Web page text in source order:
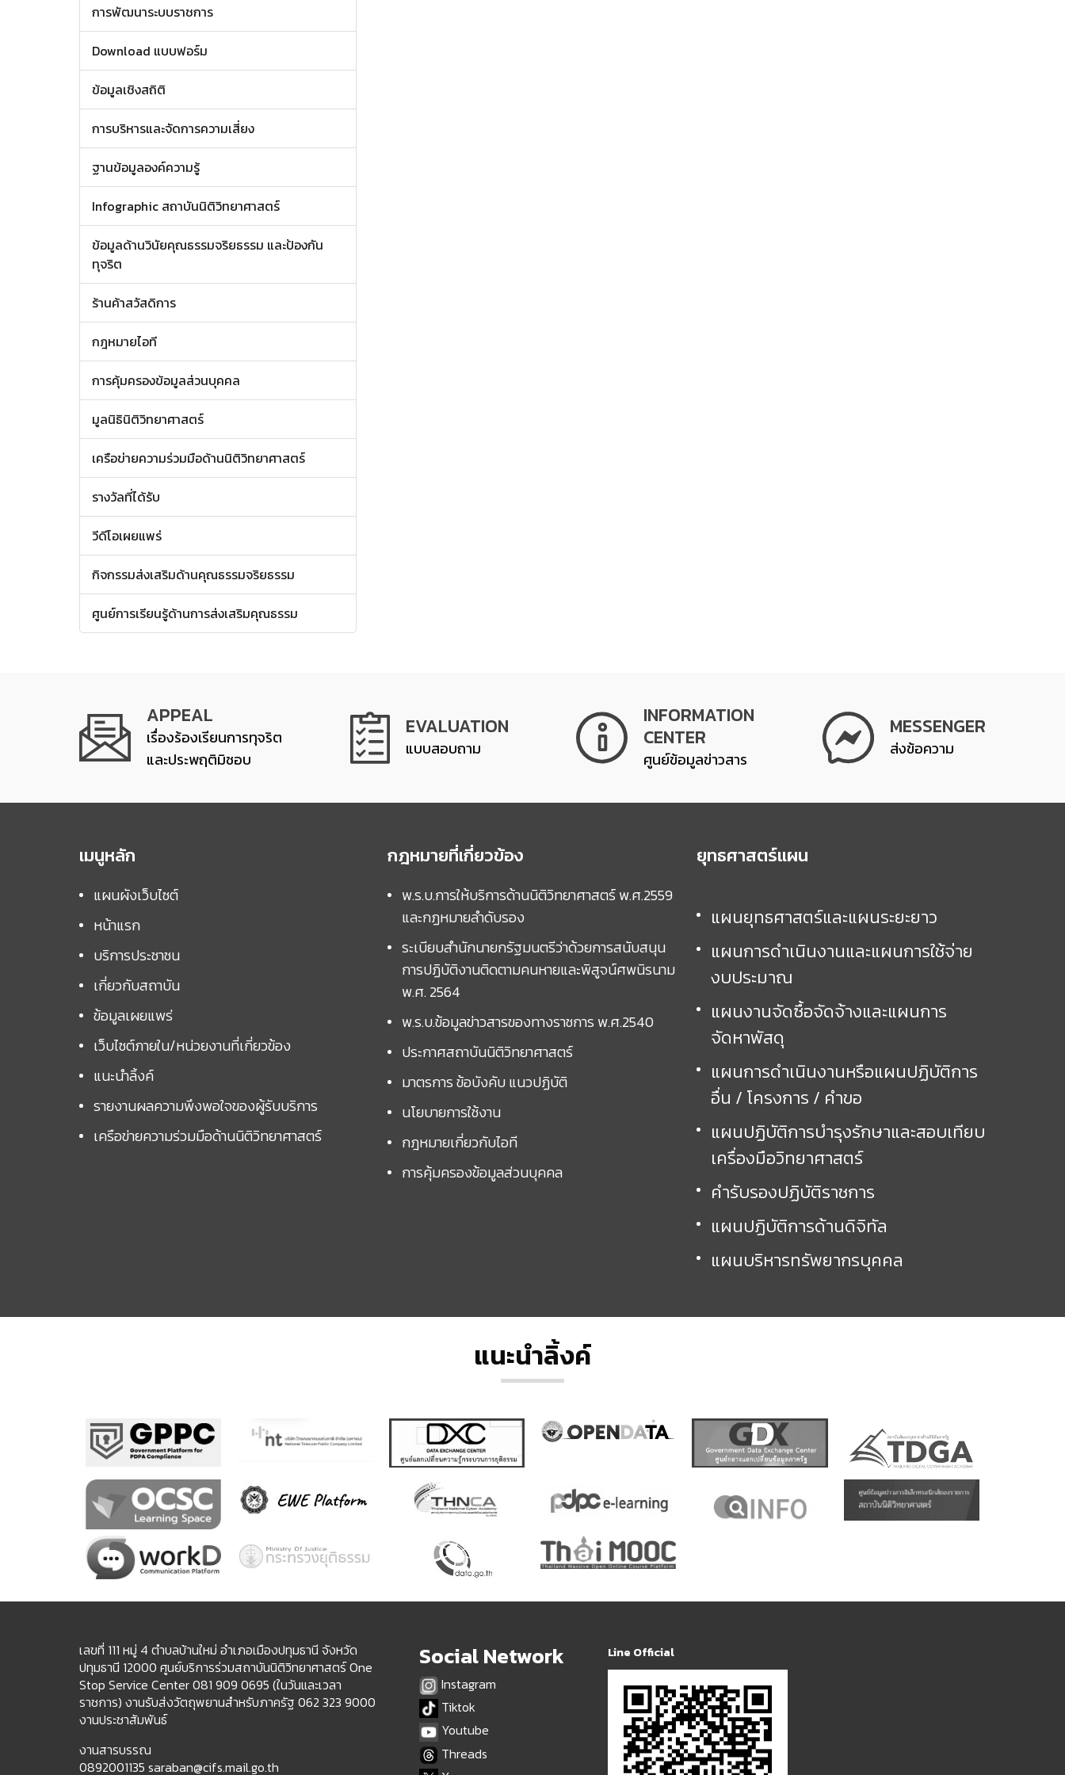
การพัฒนาระบบราชการ
Download แบบฟอร์ม
ข้อมูลเชิงสถิติ
การบริหารและจัดการความเสี่ยง
ฐานข้อมูลองค์ความรู้
Infographic สถาบันนิติวิทยาศาสตร์
ข้อมูลด้านวินัยคุณธรรมจริยธรรม และป้องกัน
ทุจริต
ร้านค้าสวัสดิการ
กฎหมายไอที
การคุ้มครองข้อมูลส่วนบุคคล
มูลนิธินิติวิทยาศาสตร์
เครือข่ายความร่วมมือด้านนิติวิทยาศาสตร์
รางวัลที่ได้รับ
วีดีโอเผยแพร่
กิจกรรมส่งเสริมด้านคุณธรรมจริยธรรม
ศูนย์การเรียนรู้ด้านการส่งเสริมคุณธรรม
APPEAL
เรื่องร้องเรียนการทุจริต
และประพฤติมิชอบ
EVALUATION
แบบสอบถาม
INFORMATION
CENTER
ศูนย์ข้อมูลข่าวสาร
MESSENGER
ส่งข้อความ
เมนูหลัก
แผนผังเว็บไซต์
หน้าแรก
บริการประชาชน
เกี่ยวกับสถาบัน
ข้อมูลเผยแพร่
เว็บไซต์ภายใน/หน่วยงานที่เกี่ยวข้อง
แนะนำลิ้งค์
รายงานผลความพึงพอใจของผู้รับบริการ
เครือข่ายความร่วมมือด้านนิติวิทยาศาสตร์
กฎหมายที่เกี่ยวข้อง
พ.ร.บ.การให้บริการด้านนิติวิทยาศาสตร์ พ.ศ.2559
และกฏหมายลำดับรอง
ระเบียบสำนักนายกรัฐมนตรีว่าด้วยการสนับสนุน
การปฏิบัติงานติดตามคนหายและพิสูจน์ศพนิรนาม
พ.ศ. 2564
พ.ร.บ.ข้อมูลข่าวสารของทางราชการ พ.ศ.2540
ประกาศสถาบันนิติวิทยาศาสตร์
มาตรการ ข้อบังคับ แนวปฏิบัติ
นโยบายการใช้งาน
กฎหมายเกี่ยวกับไอที
การคุ้มครองข้อมูลส่วนบุคคล
ยุทธศาสตร์แผน
แผนยุทธศาสตร์และแผนระยะยาว
แผนการดำเนินงานและแผนการใช้จ่าย
งบประมาณ
แผนงานจัดซื้อจัดจ้างและแผนการ
จัดหาพัสดุ
แผนการดำเนินงานหรือแผนปฏิบัติการ
อื่น / โครงการ / คำขอ
แผนปฏิบัติการบำรุงรักษาและสอบเทียบ
เครื่องมือวิทยาศาสตร์
คำรับรองปฏิบัติราชการ
แผนปฏิบัติการด้านดิจิทัล
แผนบริหารทรัพยากรบุคคล
แนะนำลิ้งค์
เลขที่ 111 หมู่ 4 ตำบลบ้านใหม่ อำเภอเมืองปทุมธานี จังหวัด
ปทุมธานี 12000 ศูนย์บริการร่วมสถาบันนิติวิทยาศาสตร์ One
Stop Service Center 081 909 0695 (ในวันและเวลา
ราชการ) งานรับส่งวัตถุพยานสำหรับภาครัฐ 062 323 9000
งานประชาสัมพันธ์
งานสารบรรณ
0892001135 saraban@cifs.mail.go.th
Social Network
Instagram
Tiktok
Youtube
Threads
Line Official